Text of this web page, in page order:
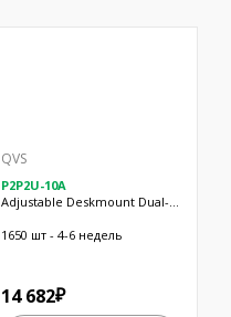
QVS
P2P2U-10A
Adjustable Deskmount Dual-
1650 шт - 4-6 недель
14 682₽